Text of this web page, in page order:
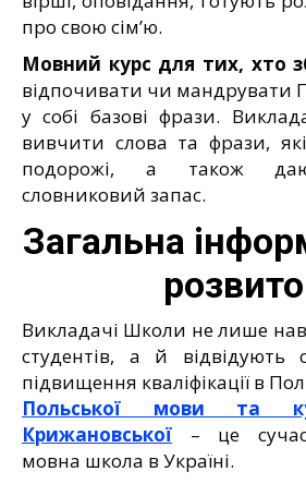
про свою сім’ю.
Мовний курс для тих, хто
відпочивати чи мандрувати
у собі базові фрази.
вивчити слова та фрази,
подорожі, а також
словниковий запас.
Загальна
Викладачі Школи не лише
студентів, а й відвідують
підвищення кваліфікації в
Польської мови та
Крижановської – це
мовна школа в Україні.